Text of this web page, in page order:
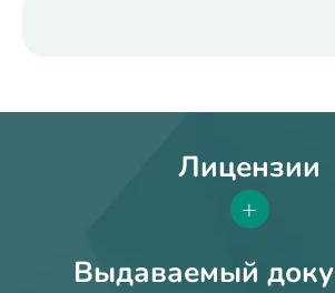
Лицензии
+
Выдаваемый